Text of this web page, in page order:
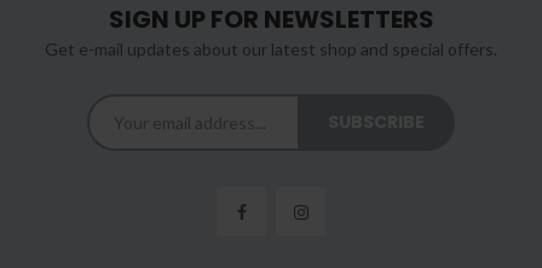
SIGN UP FOR NEWSLETTERS
Get e-mail updates about our latest shop and special offers.